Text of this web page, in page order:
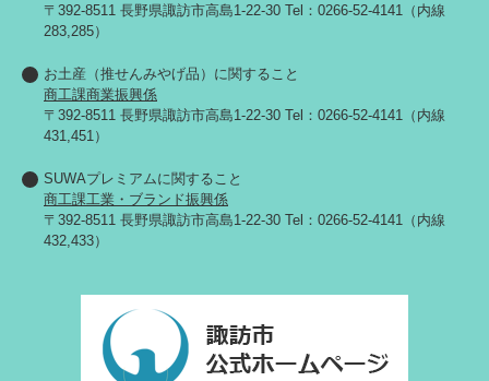
〒392-8511 長野県諏訪市高島1-22-30 Tel：0266-52-4141（内線
283,285）
お土産（推せんみやげ品）に関すること
商工課商業振興係
〒392-8511 長野県諏訪市高島1-22-30 Tel：0266-52-4141（内線
431,451）
SUWAプレミアムに関すること
商工課工業・ブランド振興係
〒392-8511 長野県諏訪市高島1-22-30 Tel：0266-52-4141（内線
432,433）